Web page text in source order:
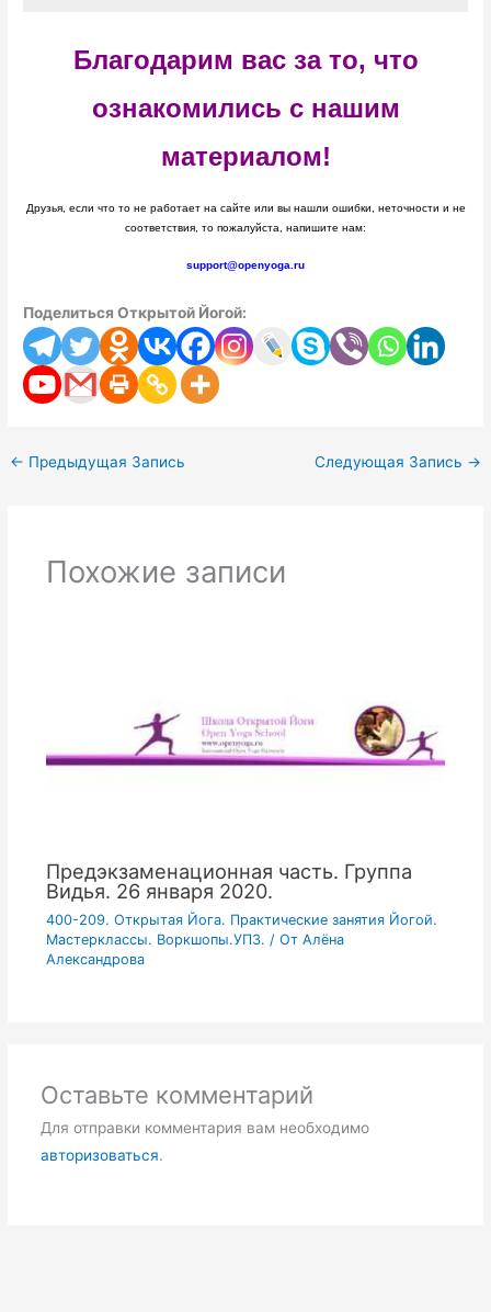
Благодарим вас за то, что
ознакомились с нашим
материалом!
Друзья, если что то не работает на сайте или вы нашли ошибки, неточности и не
соответствия, то пожалуйста, напишите нам:
support@openyoga.ru
Поделиться Открытой Йогой:
← Предыдущая Запись Следующая Запись →
Похожие записи
Предэкзаменационная часть. Группа
Видья. 26 января 2020.
400-209. Открытая Йога. Практические занятия Йогой.
Мастерклассы. Воркшопы.УПЗ. / От Алёна
Александрова
Оставьте комментарий
Для отправки комментария вам необходимо
авторизоваться.